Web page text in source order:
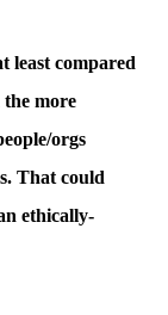
least compared
more
orgs
That could
ethically-